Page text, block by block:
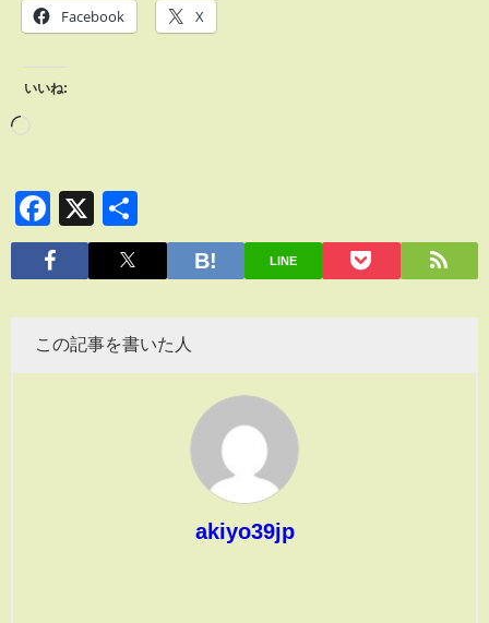
Facebook X
いいね:
Facebook
X
有
LINE
この記事を書いた人
akiyo39jp